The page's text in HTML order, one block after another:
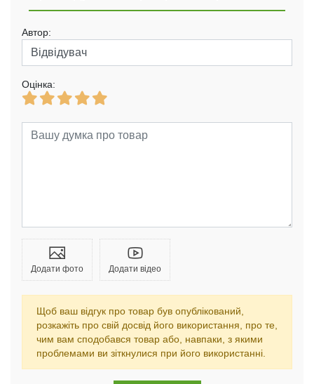
Автор:
Оцінка:
Додати фото Додати відео
Щоб ваш відгук про товар був опублікований,
розкажіть про свій досвід його використання, про те,
чим вам сподобався товар або, навпаки, з якими
проблемами ви зіткнулися при його використанні.